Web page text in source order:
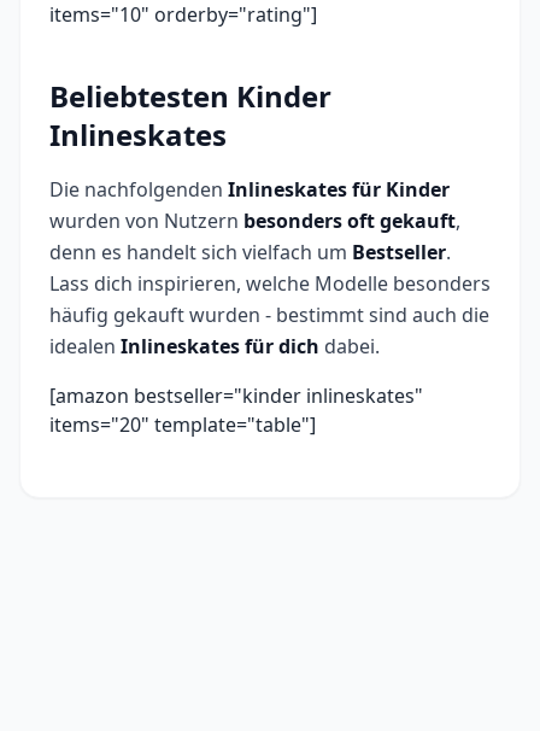
items="10" orderby="rating"]
Beliebtesten Kinder
Inlineskates
Die nachfolgenden Inlineskates für Kinder
wurden von Nutzern besonders oft gekauft,
denn es handelt sich vielfach um Bestseller.
Lass dich inspirieren, welche Modelle besonders
häufig gekauft wurden - bestimmt sind auch die
idealen Inlineskates für dich dabei.
[amazon bestseller="kinder inlineskates"
items="20" template="table"]